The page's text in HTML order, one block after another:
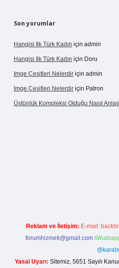
Son yorumlar
Hangisi Ilk Türk Kadın için admin
Hangisi Ilk Türk Kadın için Doru
Imge Çeşitleri Nelerdir için admin
Imge Çeşitleri Nelerdir için Patron
Üstünlük Kompleksi Olduğu Nasıl
Reklam ve İletişim: E-mail:
forumhizmeti@gmail.com
Yasal Uyarı: Sitemiz, 5651 Sayılı